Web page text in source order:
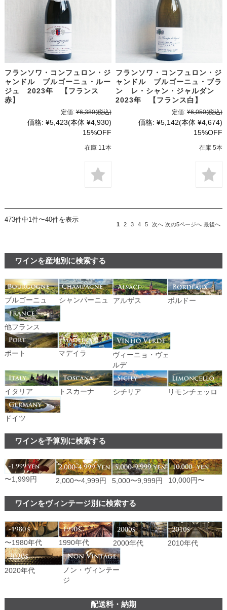
フランソワ・コンフュロン・ジ
ャンドル ブルゴーニュ・ルー
ジュ 2023年 【フランス
赤】
定価: ¥6,380(税込)
価格: ¥5,423(本体 ¥4,930)
15%OFF
在庫 11本
フランソワ・コンフュロン・ジ
ャンドル ブルゴーニュ・ブラ
ン レ・シャン・ジャルダン
2023年 【フランス白】
定価: ¥6,050(税込)
価格: ¥5,142(本体 ¥4,674)
15%OFF
在庫 5本
473件中1件〜40件を表示
1 2 3 4 5 次へ 次の5ページへ 最後へ
ワインを産地別に検索する
ブルゴーニュ シャンパーニュ アルザス ボルドー
他フランス
ポート マデイラ
ヴィーニョ・ヴェ
ルデ
イタリア トスカーナ シチリア リモンチェッロ
ドイツ
ワインを予算別に検索する
〜1,999円 2,000〜4,999円 5,000〜9,999円 10,000円〜
ワインをヴィンテージ別に検索する
〜1980年代 1990年代 2000年代 2010年代
2020年代
ノン・ヴィンテー
ジ
配送料・納期